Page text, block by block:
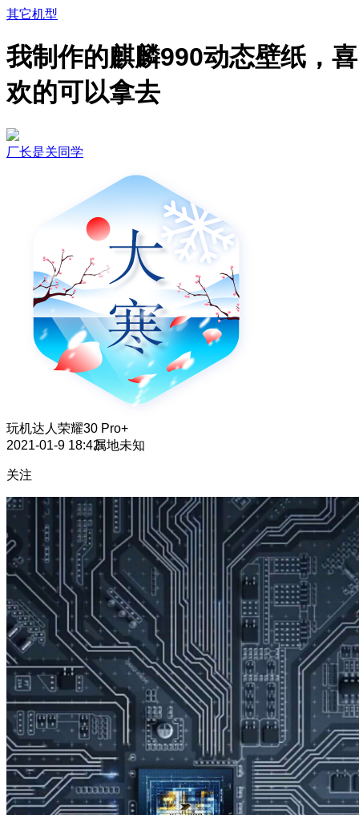
其它机型
我制作的麒麟990动态壁纸，喜
欢的可以拿去
厂长是关同学
玩机达人 荣耀30 Pro+
2021-01-9 18:42属地未知
关注